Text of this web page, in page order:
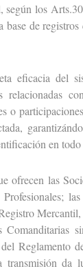
según los
de
del
relacionadas
o
en
las
Reglamento
da